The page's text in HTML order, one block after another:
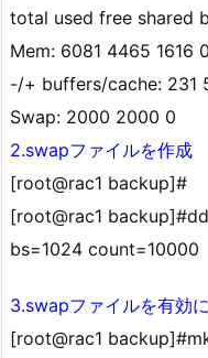
total used free shared
Mem: 6081 4465 1616
-/+ buffers/cache: 231
Swap: 2000 2000 0
2.swapファイルを作成
[root@rac1 backup]#
[root@rac1
bs=1024 count=10000
3.swapファイルを有効
[root@rac1